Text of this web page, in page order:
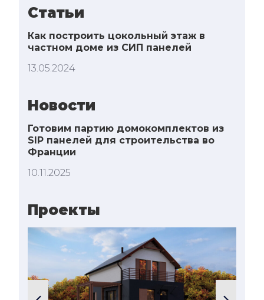
Статьи
Как построить цокольный этаж в
частном доме из СИП панелей
13.05.2024
Новости
Готовим партию домокомплектов из
SIP панелей для строительства во
Франции
10.11.2025
Проекты